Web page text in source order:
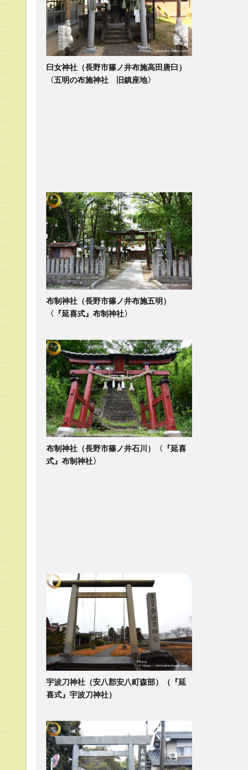
臼女神社（長野市篠ノ井布施高田唐臼）
〈五明の布施神社 旧鎮座地〉
布制神社（長野市篠ノ井布施五明）
〈『延喜式』布制神社〉
布制神社（長野市篠ノ井石川）〈『延喜
式』布制神社〉
宇波刀神社（安八郡安八町森部）（『延
喜式』宇波刀神社）